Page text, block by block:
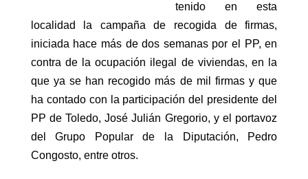
tenido en esta
localidad la campaña de recogida de firmas,
iniciada hace más de dos semanas por el PP, en
contra de la ocupación ilegal de viviendas, en la
que ya se han recogido más de mil firmas y que
ha contado con la participación del presidente del
PP de Toledo, José Julián Gregorio, y el portavoz
del Grupo Popular de la Diputación, Pedro
Congosto, entre otros.